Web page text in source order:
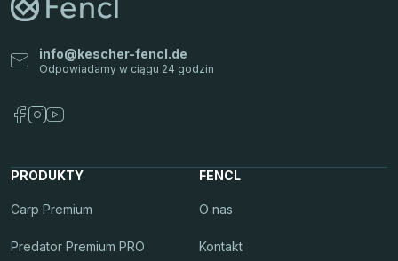
info@kescher-fencl.de
PRODUKTY
Carp Premium
Predator Premium PRO
FENCL
O nas
Kontakt